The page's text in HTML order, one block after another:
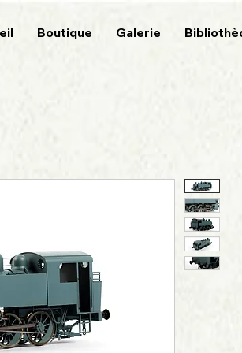
Boutique Galerie